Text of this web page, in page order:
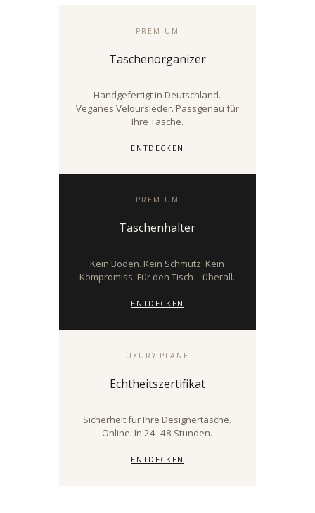
PREMIUM
Taschenorganizer
Handgefertigt in Deutschland.
Veganes Veloursleder. Passgenau für
Ihre Tasche.
ENTDECKEN
PREMIUM
Taschenhalter
Kein Boden. Kein Schmutz. Kein
Kompromiss. Für den Tisch – überall.
ENTDECKEN
LUXURY PLANET
Echtheitszertifikat
Sicherheit für Ihre Designertasche.
Online. In 24–48 Stunden.
ENTDECKEN